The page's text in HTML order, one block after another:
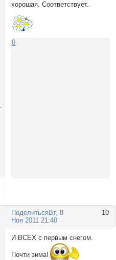
хорошая. Соответствует.
0
Поделиться 10
Вт, 8
Ноя 2011 21:40
И ВСЕХ с первым снегом.
Почти зима!